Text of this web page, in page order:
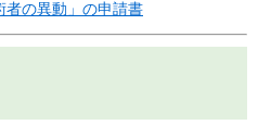
者の異動」の申請書